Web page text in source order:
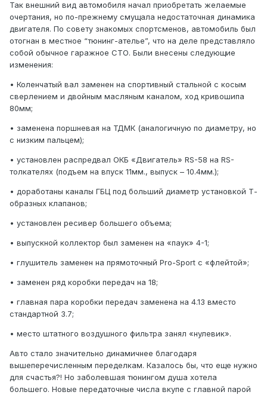
Так внешний вид автомобиля начал приобретать желаемые
очертания, но по-прежнему смущала недостаточная динамика
двигателя. По совету знакомых спортсменов, автомобиль был
отогнан в местное “тюнинг-ателье”, что на деле представляло
собой обычное гаражное СТО. Были внесены следующие
изменения:
• Коленчатый вал заменен на спортивный стальной с косым
сверлением и двойным масляным каналом, ход кривошипа
80мм;
• заменена поршневая на ТДМК (аналогичную по диаметру, но
с низким пальцем);
• установлен распредвал ОКБ «Двигатель» RS-58 на RS-
толкателях (подъем на впуск 11мм., выпуск – 10.4мм.);
• доработаны каналы ГБЦ под больший диаметр установкой Т-
образных клапанов;
• установлен ресивер большего объема;
• выпускной коллектор был заменен на «паук» 4-1;
• глушитель заменен на прямоточный Pro-Sport с «флейтой»;
• заменен ряд коробки передач на 18;
• главная пара коробки передач заменена на 4.13 вместо
стандартной 3.7;
• место штатного воздушного фильтра занял «нулевик».
Авто стало значительно динамичнее благодаря
вышеперечисленным переделкам. Казалось бы, что еще нужно
для счастья?! Но заболевшая тюнингом душа хотела
большего. Новые передаточные числа вкупе с главной парой